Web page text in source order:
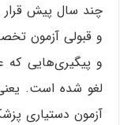
چند سال پیش قرار
و قبولی آزمون
و پیگیری‌هایی که
لغو شده است.
آزمون دستیاری